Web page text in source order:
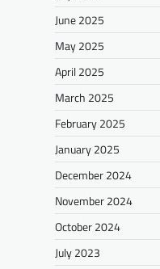
June 2025
May 2025
April 2025
March 2025
February 2025
January 2025
December 2024
November 2024
October 2024
July 2023